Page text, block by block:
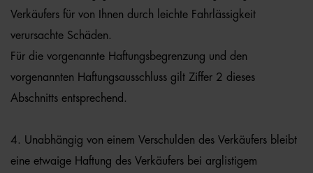
Verkäufers für von Ihnen durch leichte Fahrlässigkeit
verursachte Schäden.
Für die vorgenannte Haftungsbegrenzung und den
vorgenannten Haftungsausschluss gilt Ziffer 2 dieses
Abschnitts entsprechend.
4. Unabhängig von einem Verschulden des Verkäufers bleibt
eine etwaige Haftung des Verkäufers bei arglistigem